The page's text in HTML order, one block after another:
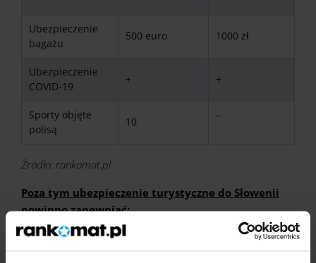
Ubezpieczenie
bagażu
500 euro 1000 zł
Ubezpieczenie
COVID-19
+ +
Sporty objęte
polisą
10
–
Źródło: rankomat.pl
Poza tym ubezpieczenie turystyczne do Słowenii
powinno zapewniać:
Koszty leczenia
– dzięki temu elementowi